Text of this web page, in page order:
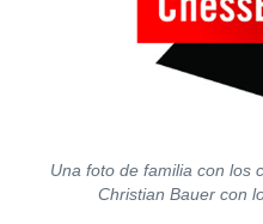
Una foto de familia con los
Christian Bauer con